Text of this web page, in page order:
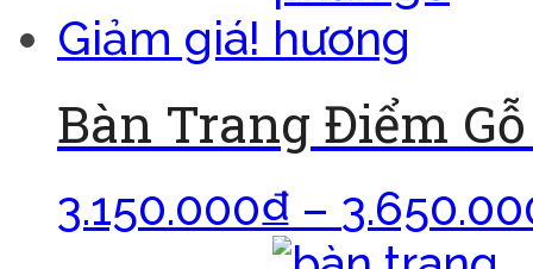
Giảm giá!
Bàn Trang Điểm
3.150.000₫ –